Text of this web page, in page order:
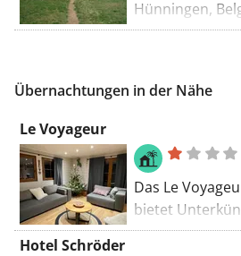
Hünningen,
Nach
Routing
Übernachtungen in der Nähe
Le Voyageur
Das Le
bietet
Terrasse und
Hotel Schröder